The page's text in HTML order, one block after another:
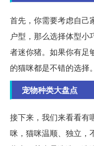
首先，你需要考虑自己
户型，那么选择体型
者迷你猪。如果你有足
的猫咪都是不错的选择。
宠物种类大盘点
接下来，我们来看看有
咪，猫咪温顺、独立，